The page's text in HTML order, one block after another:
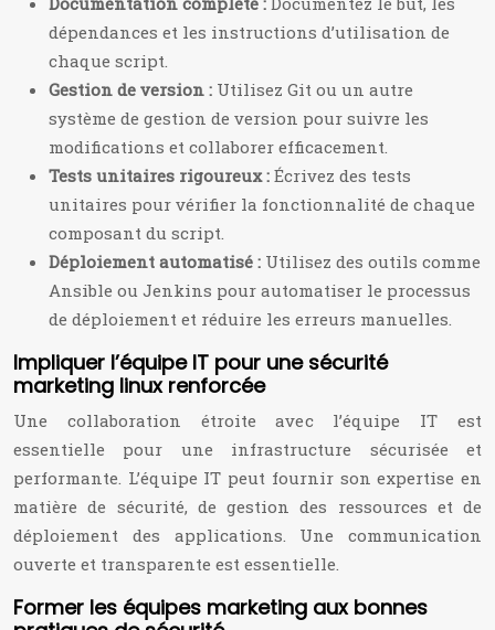
dépendances et les instructions d’utilisation de
chaque script.
Gestion de version : Utilisez Git ou un autre
système de gestion de version pour suivre les
modifications et collaborer efficacement.
Tests unitaires rigoureux : Écrivez des tests
unitaires pour vérifier la fonctionnalité de chaque
composant du script.
Déploiement automatisé : Utilisez des outils comme
Ansible ou Jenkins pour automatiser le processus
de déploiement et réduire les erreurs manuelles.
Impliquer l’équipe IT pour une sécurité
marketing linux renforcée
Une collaboration étroite avec l’équipe IT est
essentielle pour une infrastructure sécurisée et
performante. L’équipe IT peut fournir son expertise en
matière de sécurité, de gestion des ressources et de
déploiement des applications. Une communication
ouverte et transparente est essentielle.
Former les équipes marketing aux bonnes